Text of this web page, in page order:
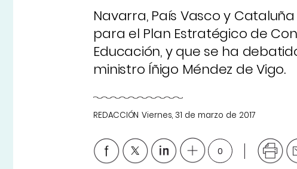
Navarra, País Vasco y
para el Plan Estratégico de
Educación, y que se ha
ministro Íñigo Méndez de Vigo.
REDACCIÓN Viernes, 31 de marzo de 2017
0